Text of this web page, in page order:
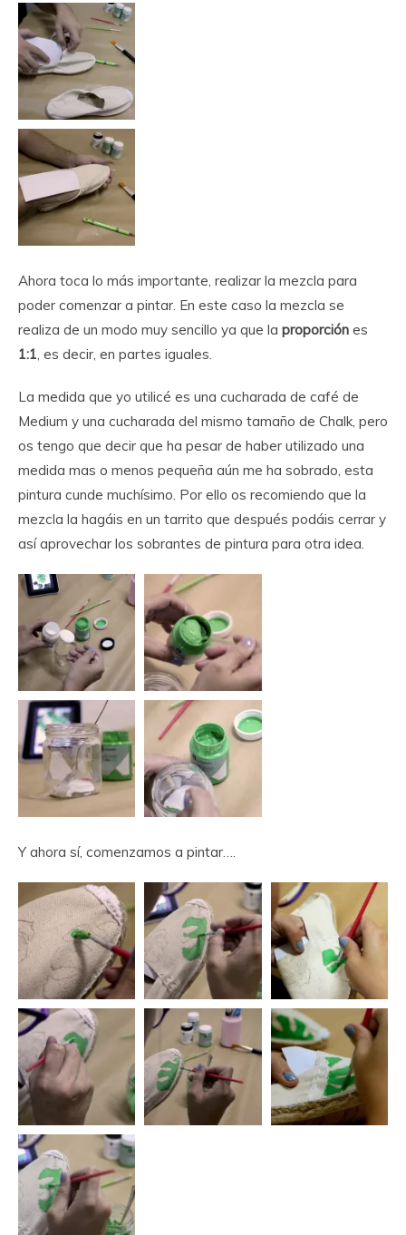
Ahora toca lo más importante, realizar la mezcla para
poder comenzar a pintar. En este caso la mezcla se
realiza de un modo muy sencillo ya que la proporción es
1:1, es decir, en partes iguales.
La medida que yo utilicé es una cucharada de café de
Medium y una cucharada del mismo tamaño de Chalk, pero
os tengo que decir que ha pesar de haber utilizado una
medida mas o menos pequeña aún me ha sobrado, esta
pintura cunde muchísimo. Por ello os recomiendo que la
mezcla la hagáis en un tarrito que después podáis cerrar y
así aprovechar los sobrantes de pintura para otra idea.
Y ahora sí, comenzamos a pintar….